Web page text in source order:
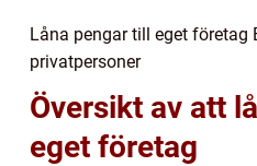
Låna pengar till eget företag
privatpersoner
Översikt av att
eget företag